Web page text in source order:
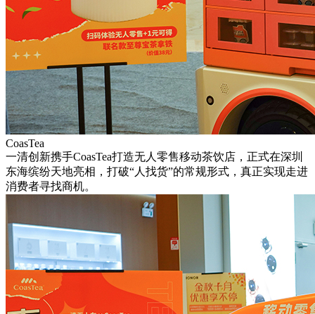
CoasTea
一清创新携手CoasTea打造无人零售移动茶饮店，正式在深圳
东海缤纷天地亮相，打破“人找货”的常规形式，真正实现走进
消费者寻找商机。